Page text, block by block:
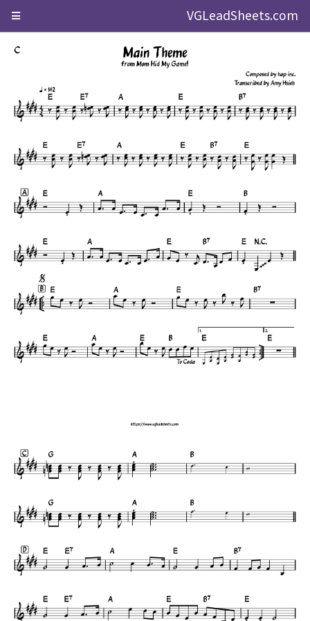
VGLeadSheets.com